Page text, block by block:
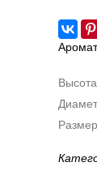
Высота